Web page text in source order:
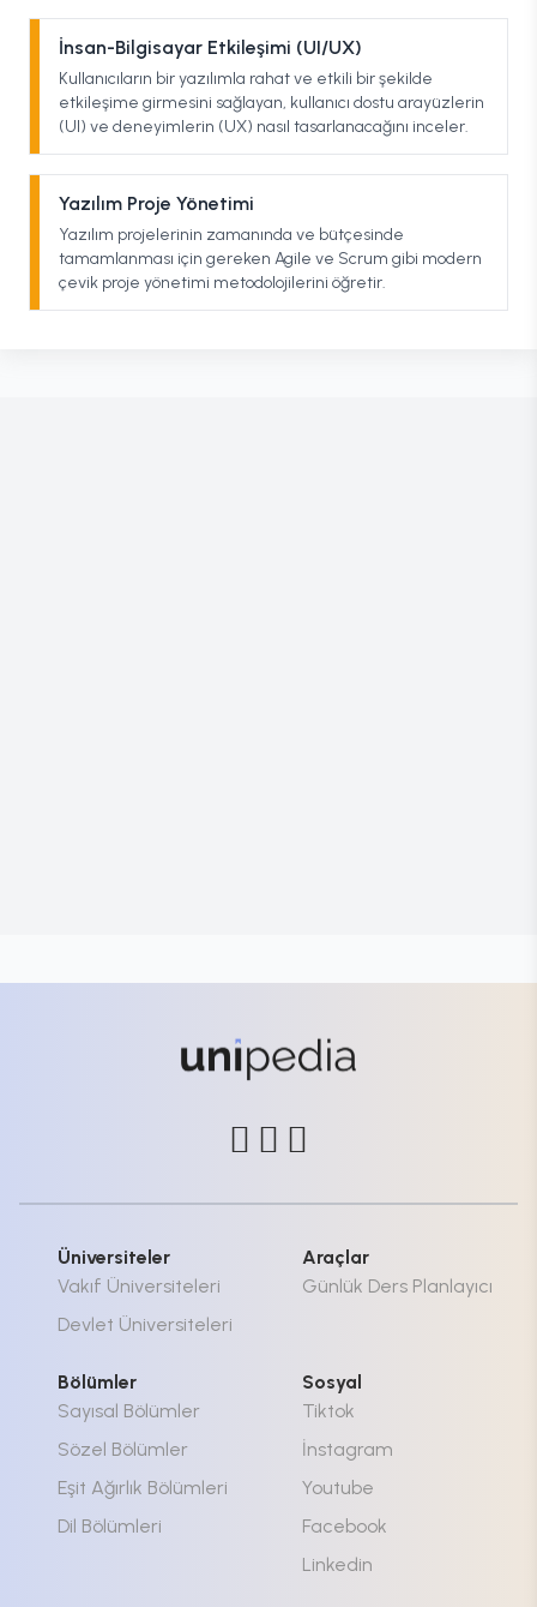
İnsan-Bilgisayar Etkileşimi (UI/UX)
Kullanıcıların bir yazılımla rahat ve etkili bir şekilde
etkileşime girmesini sağlayan, kullanıcı dostu arayüzlerin
(UI) ve deneyimlerin (UX) nasıl tasarlanacağını inceler.
Yazılım Proje Yönetimi
Yazılım projelerinin zamanında ve bütçesinde
tamamlanması için gereken Agile ve Scrum gibi modern
çevik proje yönetimi metodolojilerini öğretir.
Üniversiteler
Vakıf Üniversiteleri
Devlet Üniversiteleri
Araçlar
Günlük Ders Planlayıcı
Bölümler
Sayısal Bölümler
Sözel Bölümler
Eşit Ağırlık Bölümleri
Dil Bölümleri
Sosyal
Tiktok
İnstagram
Youtube
Facebook
Linkedin